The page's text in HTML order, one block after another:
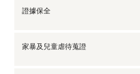
證據保全
家暴及兒童虐待蒐證